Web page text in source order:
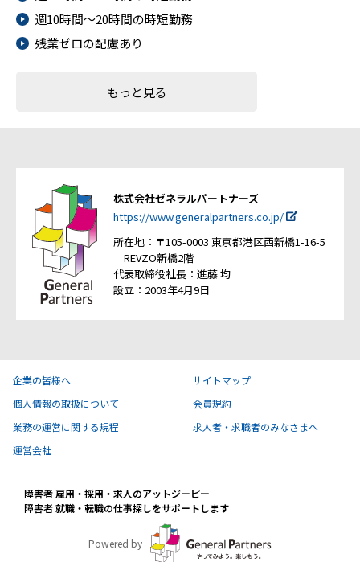
週10時間～20時間の時短勤務
残業ゼロの配慮あり
もっと見る
株式会社ゼネラルパートナーズ
https://www.generalpartners.co.jp/
所在地：〒105-0003 東京都港区西新橋1-16-5
REVZO新橋2階
代表取締役社長：進藤 均
設立：2003年4月9日
企業の皆様へ
サイトマップ
個人情報の取扱について
会員規約
業務の運営に関する規程
求人者・求職者のみなさまへ
運営会社
障害者 雇用・採用・求人のアットジーピー
障害者 就職・転職の仕事探しをサポートします
Powered by